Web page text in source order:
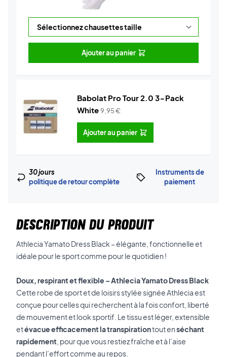
Ajouter au panier
Babolat Pro Tour 2.0 3-Pack
White9,95€
Ajouter au panier
30 jours
politique de retour complète
Instruments de
paiement
DESCRIPTION DU PRODUIT
Athlecia Yamato Dress Black – élégante, fonctionnelle et
idéale pour le sport comme pour le quotidien !
Doux, respirant et flexible – Athlecia Yamato Dress Black
Cette robe de sport et de loisirs stylée signée Athlecia est
conçue pour celles qui recherchent à la fois confort, liberté
de mouvement et look sportif. Le tissu est léger, extensible
etévacue efficacement la transpirationtout enséchant
rapidement , pour que vous restiez fraîche et à l’aise
pendant l’effort comme au repos.